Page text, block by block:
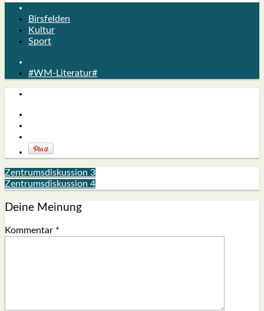
Birsfelden
Kultur
Sport
#WM-Literatur#
Zentrumsdiskussion 3
Zentrumsdiskussion 4
Deine Meinung
Kommentar *